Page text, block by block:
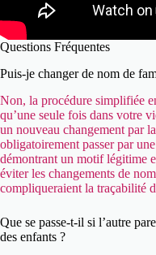
Questions Fréquentes
Puis-je changer de nom de
Non, la procédure simplifiée
qu’une seule fois dans votre
un nouveau changement par
obligatoirement passer par
démontrant un motif légitime
éviter les changements de
compliqueraient la traçabilité
Que se passe-t-il si l’autre
des enfants ?